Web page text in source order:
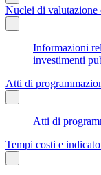
Nuclei di
Informazioni
investimenti
Atti di
Atti di
Tempi costi e